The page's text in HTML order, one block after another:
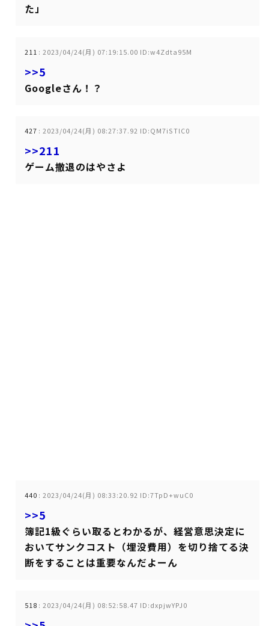
た」
211 : 2023/04/24(月) 07:19:15.00 ID:w4Zdta95M
>>5
Googleさん！？
427 : 2023/04/24(月) 08:27:37.92 ID:QM7iSTlC0
>>211
ゲーム撤退のはやさよ
440 : 2023/04/24(月) 08:33:20.92 ID:7TpD+wuC0
>>5
簿記1級ぐらい取るとわかるが、経営意思決定に
おいてサンクコスト（埋没費用）を切り捨てる決
断をすることは重要なんだよーん
518 : 2023/04/24(月) 08:52:58.47 ID:dxpjwYPJ0